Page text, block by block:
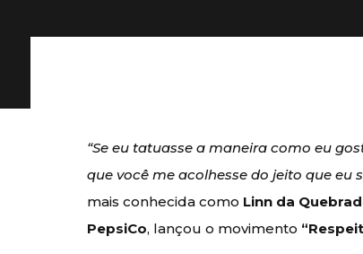
“Se eu tatuasse a maneira como eu
que você me acolhesse do jeito que eu
mais conhecida como Linn da
PepsiCo, lançou o movimento